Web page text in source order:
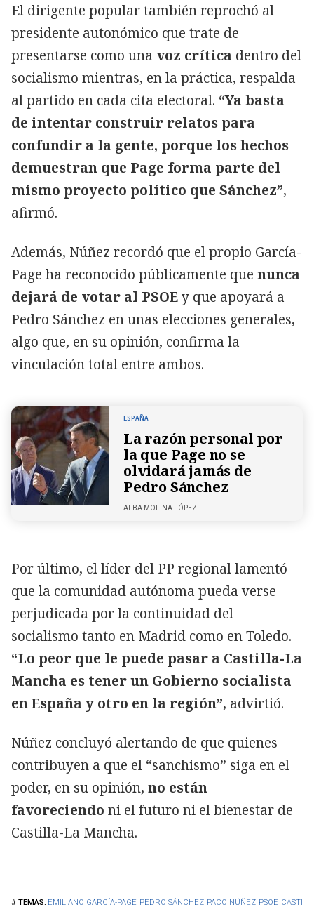
EMILIANO GARCÍA-PAGE PEDRO SÁNCHEZ PACO NÚÑEZ PSOE
El dirigente popular también reprochó al
presidente autonómico que trate de
presentarse como una voz crítica dentro del
socialismo mientras, en la práctica, respalda
al partido en cada cita electoral. “Ya basta
de intentar construir relatos para
confundir a la gente, porque los hechos
demuestran que Page forma parte del
mismo proyecto político que Sánchez”,
afirmó.
Además, Núñez recordó que el propio García-
Page ha reconocido públicamente que nunca
dejará de votar al PSOEy que apoyará a
Pedro Sánchez en unas elecciones generales,
algo que, en su opinión, confirma la
vinculación total entre ambos.
ESPAÑA
La razón personal por
la que Page no se
olvidará jamás de
Pedro Sánchez
ALBA MOLINA LÓPEZ
Por último, el líder del PP regional lamentó
que la comunidad autónoma pueda verse
perjudicada por la continuidad del
socialismo tanto en Madrid como en Toledo.
“Lo peor que le puede pasar a Castilla-La
Mancha es tener un Gobierno socialista
en España y otro en la región”, advirtió.
Núñez concluyó alertando de que quienes
contribuyen a que el “sanchismo” siga en el
poder, en su opinión, no están
favoreciendo ni el futuro ni el bienestar de
Castilla-La Mancha.